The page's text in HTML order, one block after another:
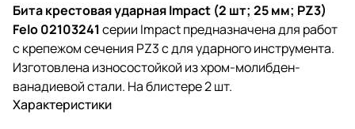
Бита крестовая ударная Impact (2 шт; 25 мм; PZ3)
Felo 02103241серии Impact предназначена для работ
с крепежом сечения PZ3 с для ударного инструмента.
Изготовлена износостойкой из хром-молибден-
ванадиевой стали. На блистере 2 шт.
Характеристики